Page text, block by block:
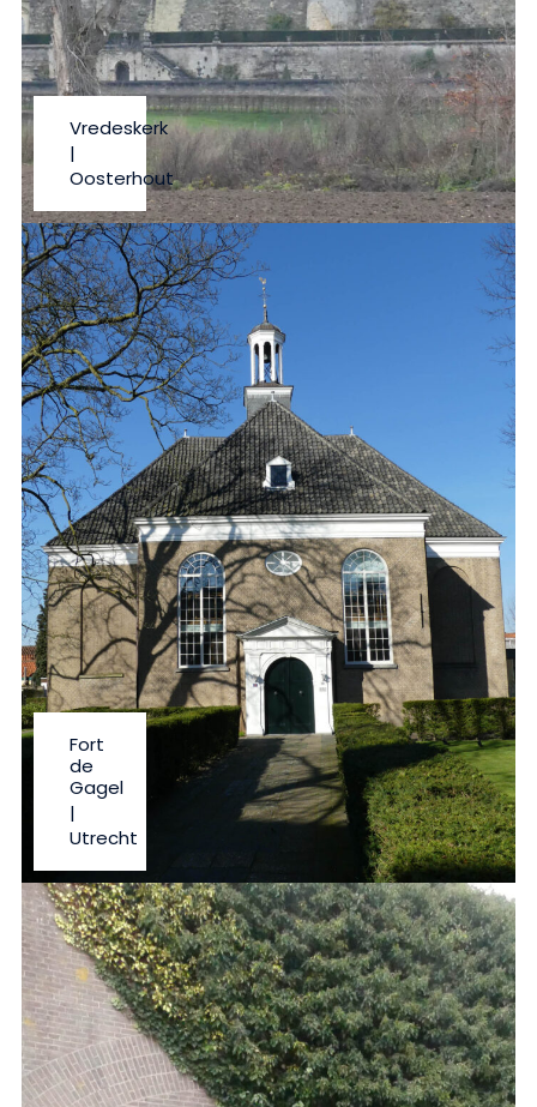
Vredeskerk
|
Oosterhout
Fort
de
Gagel
|
Utrecht